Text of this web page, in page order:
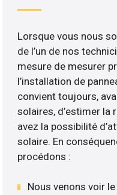
Lorsque vous nous
de l’un de nos
mesure de mesurer
l’installation de
convient toujours,
solaires, d’estimer la
avez la possibilité
solaire. En
procédons :
Nous venons voir